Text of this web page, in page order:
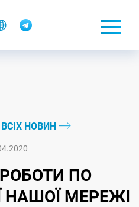
НОВИН
ПО
НАШОЇ МЕРЕЖІ